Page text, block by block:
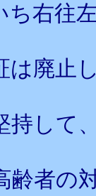
ち右往
は廃止
持して
齢者の